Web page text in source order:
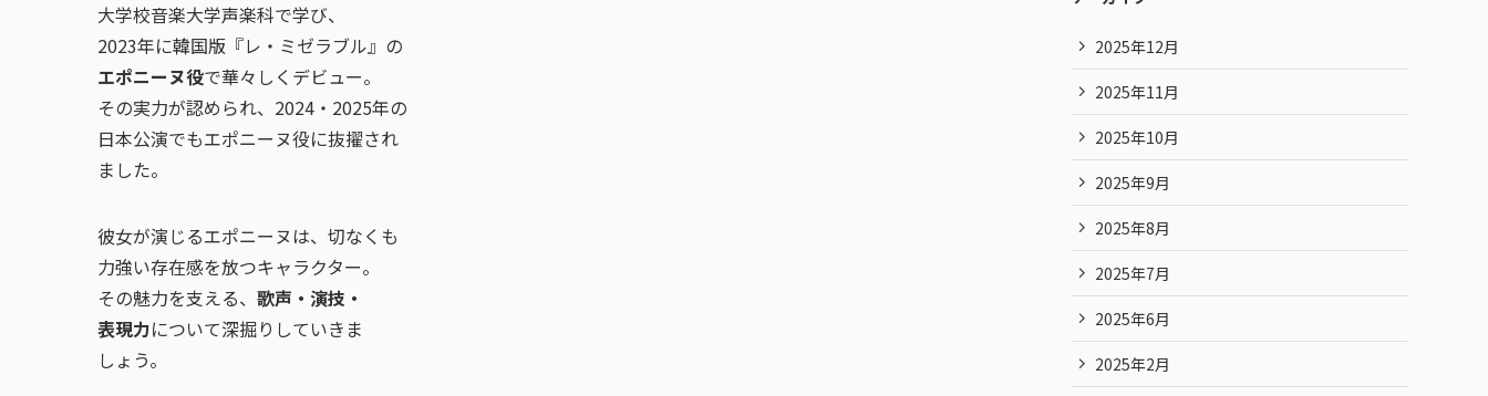
大学校音楽大学声楽科で学び、
2023年に韓国版『レ・ミゼラブル』の
エポニーヌ役で華々しくデビュー。
その実力が認められ、2024・2025年の
日本公演でもエポニーヌ役に抜擢され
ました。
彼女が演じるエポニーヌは、切なくも
力強い存在感を放つキャラクター。
その魅力を支える、 歌声・演技・
表現力について深掘りしていきま
しょう。
2025年12月
2025年11月
2025年10月
2025年9月
2025年8月
2025年7月
2025年6月
2025年2月